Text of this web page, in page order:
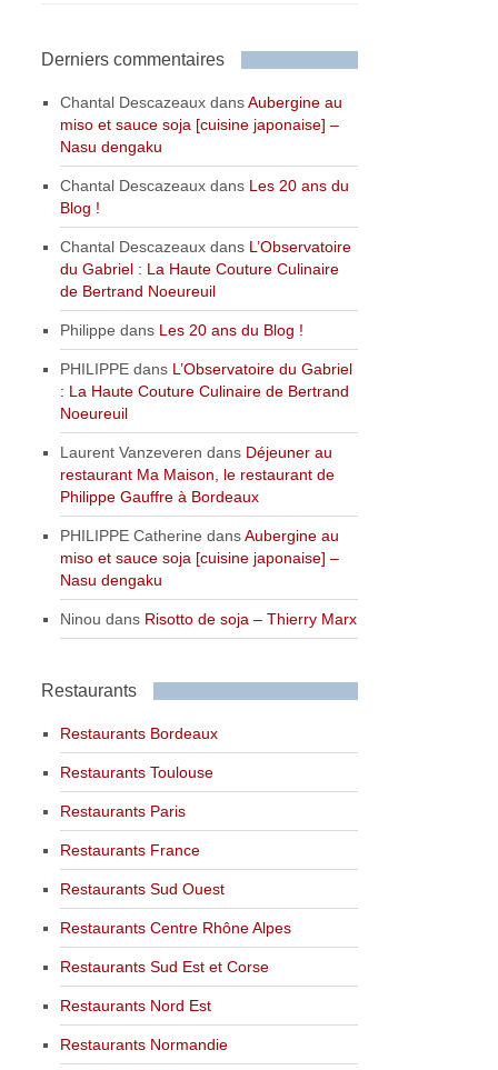
Derniers commentaires
Chantal Descazeaux dansAubergine au
miso et sauce soja [cuisine japonaise] –
Nasu dengaku
Chantal Descazeaux dans Les 20 ans du
Blog !
Chantal Descazeaux dans L’Observatoire
du Gabriel : La Haute Couture Culinaire
de Bertrand Noeureuil
Philippe dans Les 20 ans du Blog !
PHILIPPE dans L’Observatoire du Gabriel
: La Haute Couture Culinaire de Bertrand
Noeureuil
Laurent Vanzeveren dans Déjeuner au
restaurant Ma Maison, le restaurant de
Philippe Gauffre à Bordeaux
PHILIPPE Catherine dansAubergine au
miso et sauce soja [cuisine japonaise] –
Nasu dengaku
Ninou dans Risotto de soja – Thierry Marx
Restaurants
Restaurants Bordeaux
Restaurants Toulouse
Restaurants Paris
Restaurants France
Restaurants Sud Ouest
Restaurants Centre Rhône Alpes
Restaurants Sud Est et Corse
Restaurants Nord Est
Restaurants Normandie